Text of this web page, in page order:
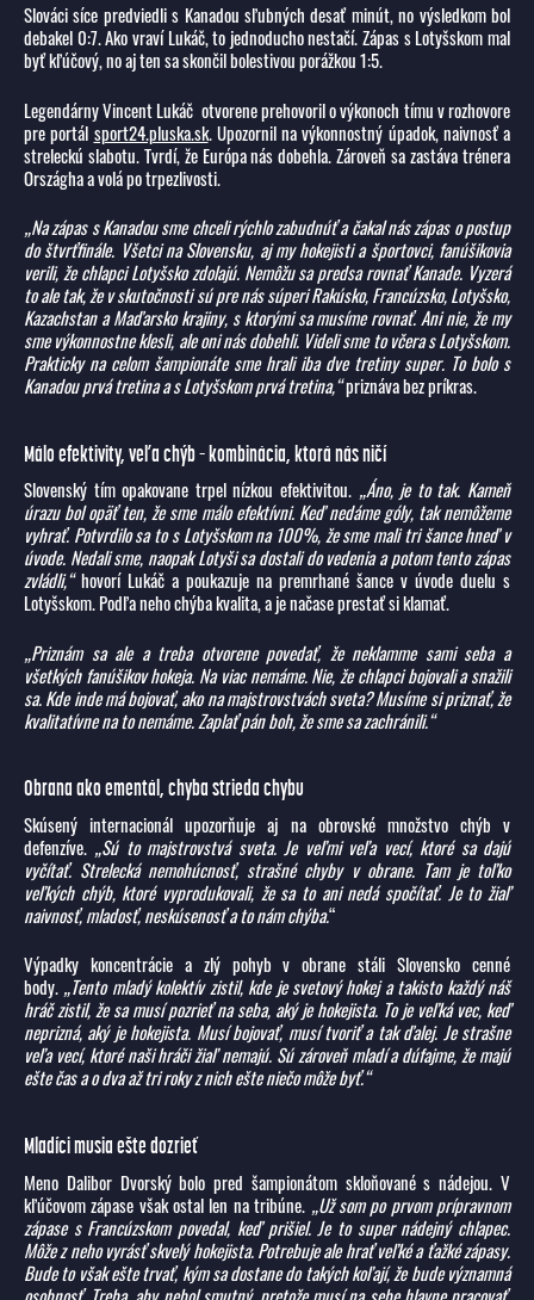
Slováci síce predviedli s Kanadou sľubných desať minút, no výsledkom bol
debakel 0:7. Ako vraví Lukáč, to jednoducho nestačí. Zápas s Lotyšskom mal
byť kľúčový, no aj ten sa skončil bolestivou porážkou 1:5.
Legendárny Vincent Lukáč otvorene prehovoril o výkonoch tímu v rozhovore
pre portál sport24.pluska.sk. Upozornil na výkonnostný úpadok, naivnosť a
streleckú slabotu. Tvrdí, že Európa nás dobehla. Zároveň sa zastáva trénera
Országha a volá po trpezlivosti.
„Na zápas s Kanadou sme chceli rýchlo zabudnúť a čakal nás zápas o postup
do štvrťfinále. Všetci na Slovensku, aj my hokejisti a športovci, fanúšikovia
verili, že chlapci Lotyšsko zdolajú. Nemôžu sa predsa rovnať Kanade. Vyzerá
to ale tak, že v skutočnosti sú pre nás súperi Rakúsko, Francúzsko, Lotyšsko,
Kazachstan a Maďarsko krajiny, s ktorými sa musíme rovnať. Ani nie, že my
sme výkonnostne klesli, ale oni nás dobehli. Videli sme to včera s Lotyšskom.
Prakticky na celom šampionáte sme hrali iba dve tretiny super. To bolo s
Kanadou prvá tretina a s Lotyšskom prvá tretina,“priznáva bez príkras.
Málo efektivity, veľa chýb – kombinácia, ktorá nás ničí
Slovenský tím opakovane trpel nízkou efektivitou. „Áno, je to tak. Kameň
úrazu bol opäť ten, že sme málo efektívni. Keď nedáme góly, tak nemôžeme
vyhrať. Potvrdilo sa to s Lotyšskom na 100%, že sme mali tri šance hneď v
úvode. Nedali sme, naopak Lotyši sa dostali do vedenia a potom tento zápas
zvládli,“hovorí Lukáč a poukazuje na premrhané šance v úvode duelu s
Lotyšskom. Podľa neho chýba kvalita, a je načase prestať si klamať.
„Priznám sa ale a treba otvorene povedať, že neklamme sami seba a
všetkých fanúšikov hokeja. Na viac nemáme. Nie, že chlapci bojovali a snažili
sa. Kde inde má bojovať, ako na majstrovstvách sveta? Musíme si priznať, že
kvalitatívne na to nemáme. Zaplať pán boh, že sme sa zachránili.“
Obrana ako ementál, chyba strieda chybu
Skúsený internacionál upozorňuje aj na obrovské množstvo chýb v
defenzíve. „Sú to majstrovstvá sveta. Je veľmi veľa vecí, ktoré sa dajú
vyčítať. Strelecká nemohúcnosť, strašné chyby v obrane. Tam je toľko
veľkých chýb, ktoré vyprodukovali, že sa to ani nedá spočítať. Je to žiaľ
naivnosť, mladosť, neskúsenosť a to nám chýba.“
Výpadky koncentrácie a zlý pohyb v obrane stáli Slovensko cenné
body. „Tento mladý kolektív zistil, kde je svetový hokej a takisto každý náš
hráč zistil, že sa musí pozrieť na seba, aký je hokejista. To je veľká vec, keď
neprizná, aký je hokejista. Musí bojovať, musí tvoriť a tak ďalej. Je strašne
veľa vecí, ktoré naši hráči žiaľ nemajú. Sú zároveň mladí a dúfajme, že majú
ešte čas a o dva až tri roky z nich ešte niečo môže byť.“
Mladíci musia ešte dozrieť
Meno Dalibor Dvorský bolo pred šampionátom skloňované s nádejou. V
kľúčovom zápase však ostal len na tribúne. „Už som po prvom prípravnom
zápase s Francúzskom povedal, keď prišiel. Je to super nádejný chlapec.
Môže z neho vyrásť skvelý hokejista. Potrebuje ale hrať veľké a ťažké zápasy.
Bude to však ešte trvať, kým sa dostane do takých koľají, že bude významná
osobnosť. Treba, aby nebol smutný, pretože musí na sebe hlavne pracovať.